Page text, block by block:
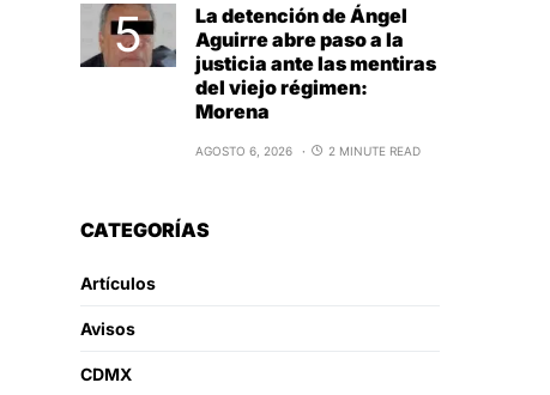
La detención de Ángel
Aguirre abre paso a la
justicia ante las mentiras
del viejo régimen:
Morena
AGOSTO 6, 2026 2 MINUTE READ
CATEGORÍAS
Artículos
Avisos
CDMX